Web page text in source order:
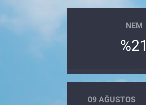
NEM
%21
09 AĞUSTOS